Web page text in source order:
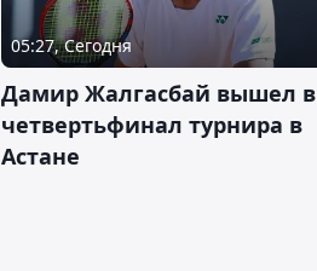
05:27, Сегодня
Дамир Жалгасбай вышел в
четвертьфинал турнира в
Астане